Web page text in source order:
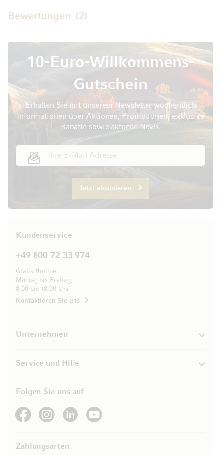
Bewertungen 2
10-Euro-Willkommens-
Gutschein
Erhalten Sie mit unserem Newsletter wöchentlich
Informationen über Aktionen, Promotionen, exklusive
Rabatte sowie aktuelle News.
Jetzt abonnieren
Kundenservice
+49 800 72 33 974
Gratis Hotline:
Montag bis Freitag,
8.00 bis 18.00 Uhr
Kontaktieren Sie uns
Unternehmen
Service und Hilfe
Folgen Sie uns auf
See our FacebookSee our Instagram account
See our LinkedInSee our YouTube channel
Zahlungsarten